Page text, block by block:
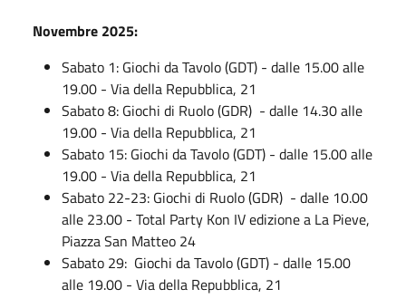
Novembre 2025:
Sabato 1: Giochi da Tavolo (GDT) - dalle 15.00 alle
19.00 - Via della Repubblica, 21
Sabato 8: Giochi di Ruolo (GDR) - dalle 14.30 alle
19.00 - Via della Repubblica, 21
Sabato 15: Giochi da Tavolo (GDT) - dalle 15.00 alle
19.00 - Via della Repubblica, 21
Sabato 22-23: Giochi di Ruolo (GDR) - dalle 10.00
alle 23.00 - Total Party Kon IV edizione a La Pieve,
Piazza San Matteo 24
Sabato 29: Giochi da Tavolo (GDT) - dalle 15.00
alle 19.00 - Via della Repubblica, 21